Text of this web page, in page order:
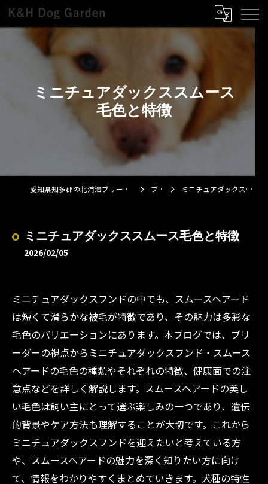
ミニチュアダックススムース
毛色と特徴
愛知県知多郡の北浦浩ブリーダーならK&H Dog Garden ブログ ミニチュアダックススムース毛色と特徴
ミニチュアダックススムース毛色と特徴
2026/02/05
ミニチュアダックスフンドの中でも、スムースヘアード
は短くて滑らかな被毛が特徴であり、その魅力は多彩な
毛色のバリエーションにあります。本ブログでは、ブリ
ーダーの視点からミニチュアダックスフンド・スムース
ヘアードの毛色の種類やそれぞれの特徴、健康面での注
意点などを詳しく解説します。スムースヘアードの美し
い毛色は飼い主にとって選ぶ楽しみの一つであり、遺伝
的背景やケア方法も理解することが大切です。これから
ミニチュアダックスフンドを迎えたいと考えている方
や、スムースヘアードの魅力を深く知りたい方に向け
て、情報をわかりやすくまとめていきます。犬種の特性